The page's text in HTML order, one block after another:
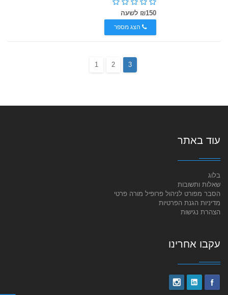
₪150 לשעה
הצג מספר
1 2 3
עוד באתר
בלוג
שאלות ותשובות
הסבר מפורט לניהול פרופיל מורה פרטי
מדיניות הגנת הפרטיות
הצהרת נגישות
עקבו אחרינו